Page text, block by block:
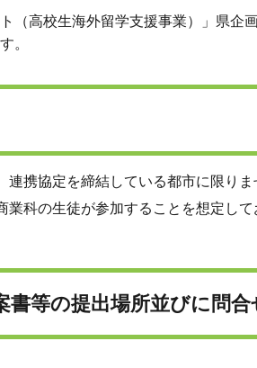
（高校生海外留学支援事業）」県企
。
携協定を締結している都市に限りま
業科の生徒が参加することを想定し
書等の提出場所並びに問合